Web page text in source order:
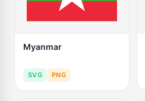
Myanmar
SVG PNG